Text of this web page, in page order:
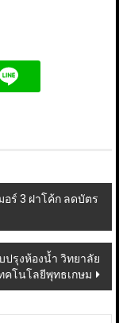
ร์ 3 ฝาโค้ก ลดบัตร
รุงห้องน้ำ วิทยาลัย
คโนโลยีพุทธเกษม